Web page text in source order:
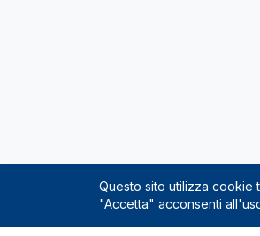
Questo sito utilizza cookie
"Accetta" acconsenti